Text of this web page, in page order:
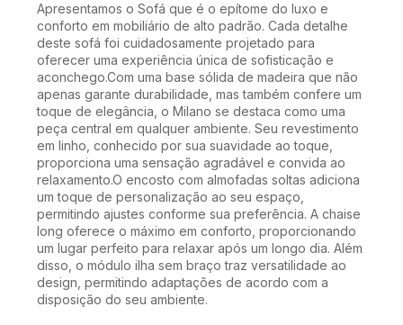
Apresentamos o Sofá que é o epítome do luxo e
conforto em mobiliário de alto padrão. Cada detalhe
deste sofá foi cuidadosamente projetado para
oferecer uma experiência única de sofisticação e
aconchego.Com uma base sólida de madeira que não
apenas garante durabilidade, mas também confere um
toque de elegância, o Milano se destaca como uma
peça central em qualquer ambiente. Seu revestimento
em linho, conhecido por sua suavidade ao toque,
proporciona uma sensação agradável e convida ao
relaxamento.O encosto com almofadas soltas adiciona
um toque de personalização ao seu espaço,
permitindo ajustes conforme sua preferência. A chaise
long oferece o máximo em conforto, proporcionando
um lugar perfeito para relaxar após um longo dia. Além
disso, o módulo ilha sem braço traz versatilidade ao
design, permitindo adaptações de acordo com a
disposição do seu ambiente.